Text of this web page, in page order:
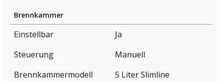
Brennkammer
Einstellbar
Ja
Steuerung
Manuell
Brennkammermodell
5 Liter Slimline